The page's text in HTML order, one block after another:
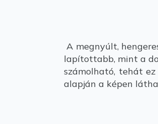
A megnyúlt,
lapítottabb, mint a
számolható, tehát
alapján a képen